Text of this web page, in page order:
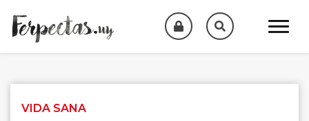
VIDA SANA